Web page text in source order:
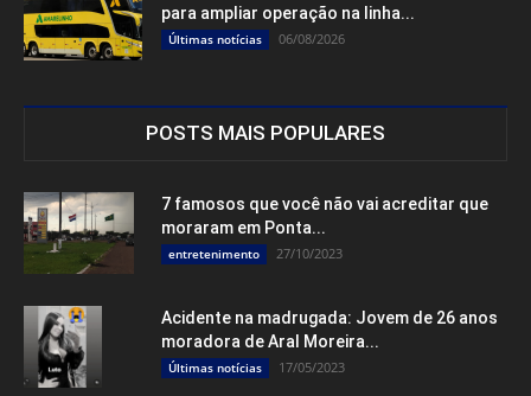
para ampliar operação na linha...
Últimas notícias 06/08/2026
POSTS MAIS POPULARES
7 famosos que você não vai acreditar que
moraram em Ponta...
entretenimento 27/10/2023
Acidente na madrugada: Jovem de 26 anos
moradora de Aral Moreira...
Últimas notícias 17/05/2023